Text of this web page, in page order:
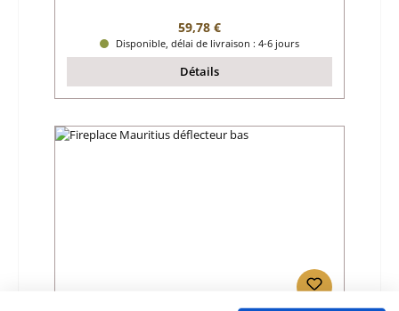
Prix régulier :
59,78 €
Disponible, délai de livraison : 4-6 jours
Détails